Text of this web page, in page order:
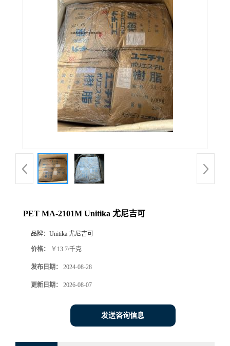
PET MA-2101M Unitika 尤尼吉可
品牌： Unitika 尤尼吉可
价格： ￥13.7/千克
发布日期： 2024-08-28
更新日期： 2026-08-07
发送咨询信息